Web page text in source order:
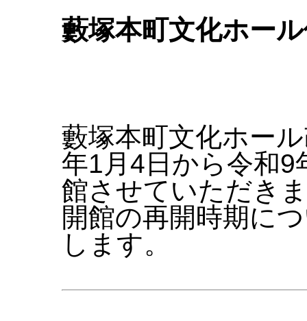
藪塚本町文化ホー
藪塚本町文化ホー
年1月4日から令和9
館させていただき
開館の再開時期に
します。